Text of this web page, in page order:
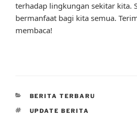
terhadap lingkungan sekitar kita.
bermanfaat bagi kita semua.
membaca!
CATEGORIES
BERITA TERBARU
TAGS
UPDATE BERITA